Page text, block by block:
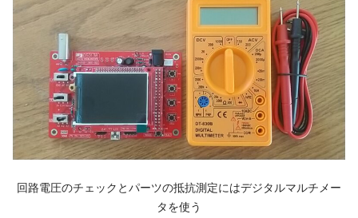
回路電圧のチェックとパーツの抵抗測定にはデジタルマルチメー
タを使う